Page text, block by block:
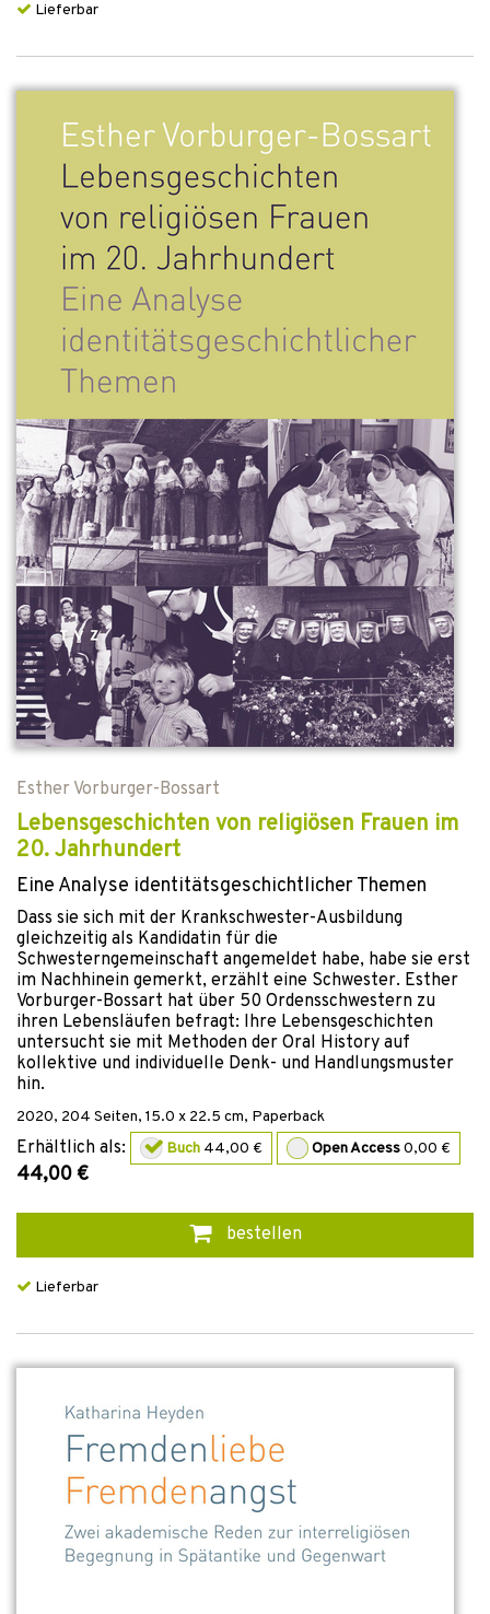
Lieferbar
Esther Vorburger-Bossart
Lebensgeschichten von religiösen Frauen im
20. Jahrhundert
Eine Analyse identitätsgeschichtlicher Themen
Dass sie sich mit der Krankschwester-Ausbildung
gleichzeitig als Kandidatin für die
Schwesterngemeinschaft angemeldet habe, habe sie erst
im Nachhinein gemerkt, erzählt eine Schwester. Esther
Vorburger-Bossart hat über 50 Ordensschwestern zu
ihren Lebensläufen befragt: Ihre Lebensgeschichten
untersucht sie mit Methoden der Oral History auf
kollektive und individuelle Denk- und Handlungsmuster
hin.
2020, 204 Seiten, 15.0 x 22.5 cm, Paperback
Erhältlich als: Buch 44,00 € Open Access0,00 €
44,00 €
bestellen
Lieferbar